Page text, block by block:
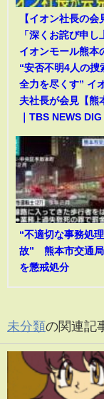
【イオン社長の会
「深くお詫び申し
イオンモール熊本
“安否不明4人の捜
全力を尽くす” イ
夫社長が会見【熊
｜TBS NEWS DIG
“不適切な事務処
故” 熊本市交通局
を懲戒処分
未分類の関連記